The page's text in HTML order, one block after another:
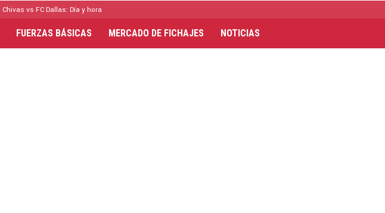
Chivas vs FC Dallas: Día y hora
FUERZAS BÁSICAS MERCADO DE FICHAJES NOTICIAS